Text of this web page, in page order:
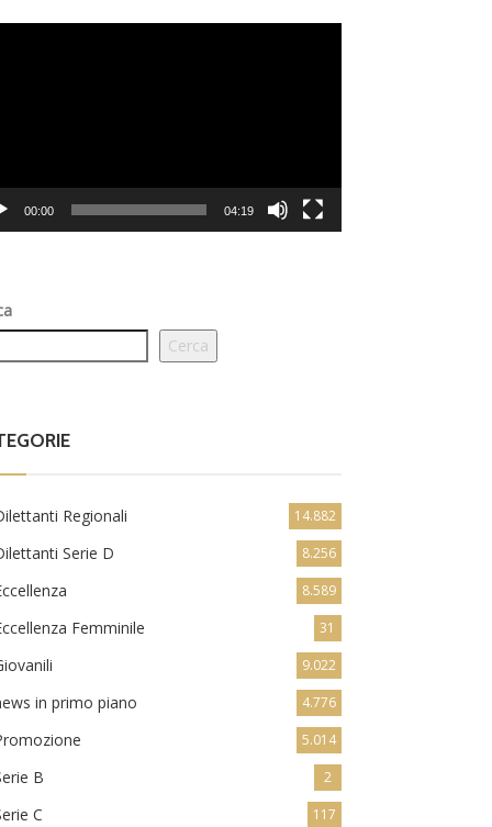
00:00 04:19
Cerca
Regionali 14.882
Serie D 8.256
8.589
Femminile 31
9.022
in primo piano 4.776
5.014
B 2
C 117